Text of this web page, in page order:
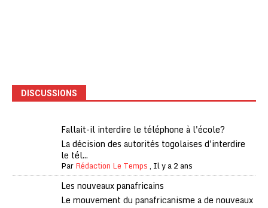
DISCUSSIONS
Fallait-il interdire le téléphone à l'école?
La décision des autorités togolaises d'interdire
le tél...
ParRédaction Le Temps, Il y a 2 ans
Les nouveaux panafricains
Le mouvement du panafricanisme a de nouveaux